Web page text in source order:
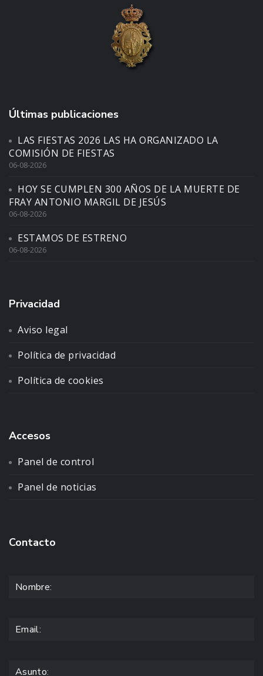
Últimas publicaciones
LAS FIESTAS 2026 LAS HA ORGANIZADO LA
COMISIÓN DE FIESTAS
06-08-2026
HOY SE CUMPLEN 300 AÑOS DE LA MUERTE DE
FRAY ANTONIO MARGIL DE JESÚS
06-08-2026
ESTAMOS DE ESTRENO
06-08-2026
Privacidad
Aviso legal
Política de privacidad
Política de cookies
Accesos
Panel de control
Panel de noticias
Contacto